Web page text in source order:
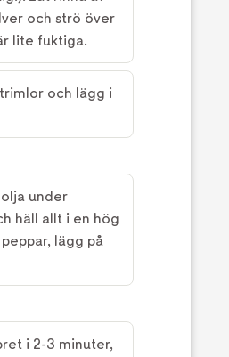
och strö över
lite fuktiga.
och lägg i
under
häll allt i en hög
lägg på
i 2-3 minuter,